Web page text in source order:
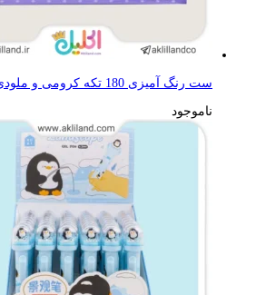
ست رنگ آمیزی 180 تکه کرومی و ملودی
ناموجود